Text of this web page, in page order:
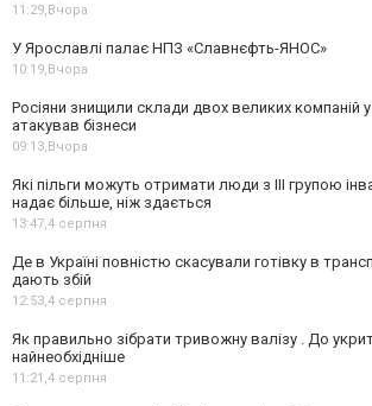
11:29, Вчора
У Ярославлі палає НПЗ «Славнєфть-ЯНОС»
10:19, Вчора
Росіяни знищили склади двох великих компаній
атакував бізнеси
09:13, Вчора
Які пільги можуть отримати люди з III групою
надає більше, ніж здається
13:47,4 серпня
Де в Україні повністю скасували готівку в
дають збій
12:53,4 серпня
Як правильно зібрати тривожну валізу . До
найнеобхідніше
11:21,4 серпня